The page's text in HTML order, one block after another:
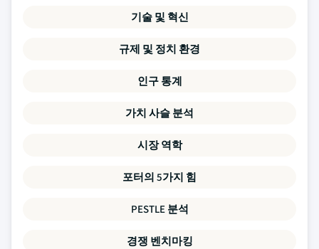
기술 및 혁신
규제 및 정치 환경
인구 통계
가치 사슬 분석
시장 역학
포터의 5가지 힘
PESTLE 분석
경쟁 벤치마킹